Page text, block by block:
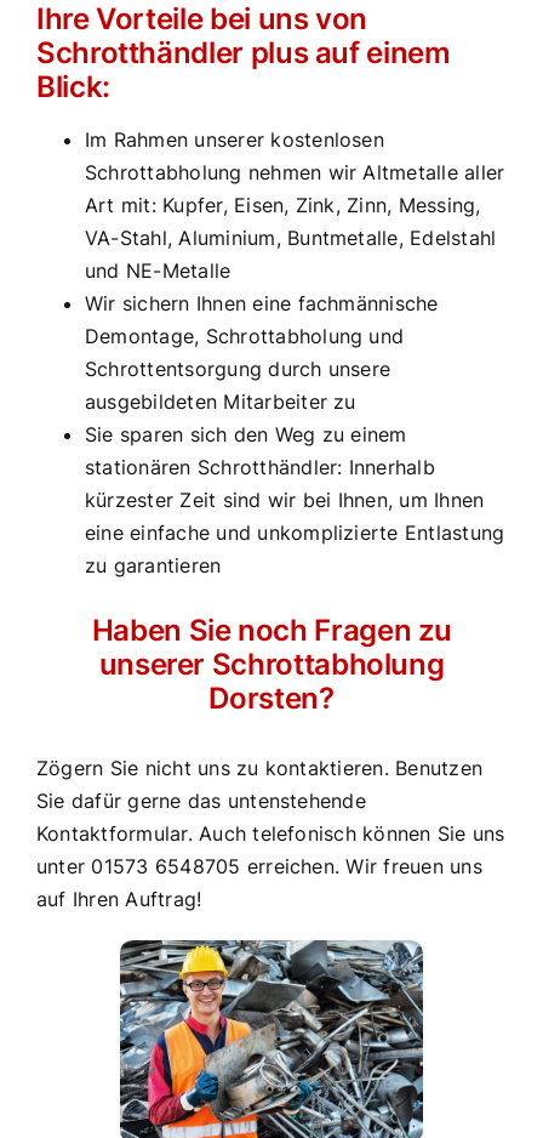
Ihre Vorteile bei uns von
Schrotthändler plus auf einem
Blick:
Im Rahmen unserer kostenlosen
Schrottabholung nehmen wir Altmetalle aller
Art mit: Kupfer, Eisen, Zink, Zinn, Messing,
VA-Stahl, Aluminium, Buntmetalle, Edelstahl
und NE-Metalle
Wir sichern Ihnen eine fachmännische
Demontage, Schrottabholung und
Schrottentsorgung durch unsere
ausgebildeten Mitarbeiter zu
Sie sparen sich den Weg zu einem
stationären Schrotthändler: Innerhalb
kürzester Zeit sind wir bei Ihnen, um Ihnen
eine einfache und unkomplizierte Entlastung
zu garantieren
Haben Sie noch Fragen zu
unserer Schrottabholung
Dorsten?
Zögern Sie nicht uns zu kontaktieren. Benutzen
Sie dafür gerne das untenstehende
Kontaktformular. Auch telefonisch können Sie uns
unter 01573 6548705 erreichen. Wir freuen uns
auf Ihren Auftrag!